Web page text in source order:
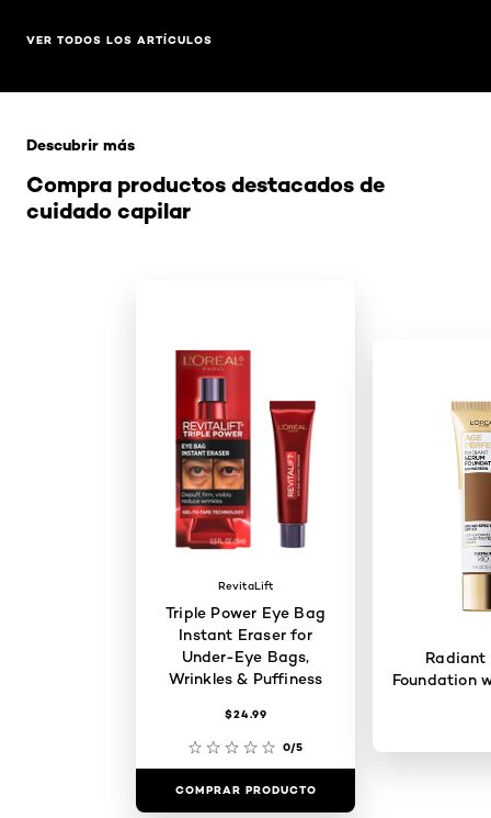
VER TODOS LOS ARTÍCULOS
Compra productos destacados de
cuidado capilar
Descubrir más
RevitaLift
Triple Power Eye Bag
Instant Eraser for
Under-Eye Bags,
Wrinkles & Puffiness
$24.99
0/5
COMPRAR PRODUCTO
Radiant
Foundation